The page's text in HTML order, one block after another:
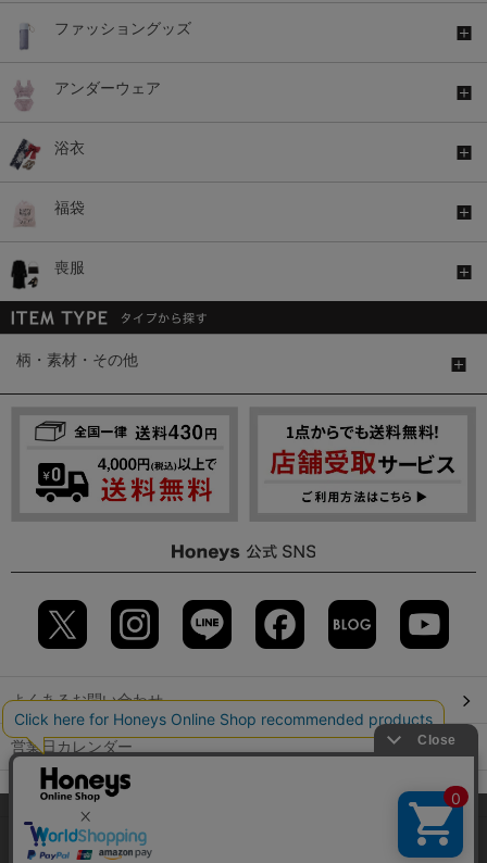
ファッショングッズ
アンダーウェア
浴衣
福袋
喪服
柄・素材・その他
よくあるお問い合わせ
営業日カレンダー
店舗検索
GLOBAL GUIDE（海外からご利用のお客様）
当サイトでは、サイトの利便性向上のため、クッキー(Cookie)を使
用しています。詳しくは「
」をご覧くださ